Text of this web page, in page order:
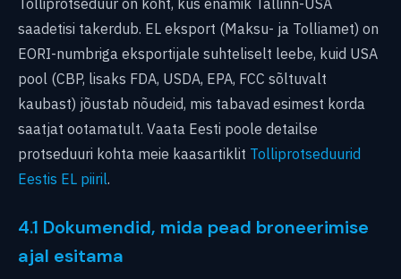
Tolliprotseduur on koht, kus enamik Tallinn-USA
saadetisi takerdub. EL eksport (Maksu- ja Tolliamet) on
EORI-numbriga eksportijale suhteliselt leebe, kuid USA
pool (CBP, lisaks FDA, USDA, EPA, FCC sõltuvalt
kaubast) jõustab nõudeid, mis tabavad esimest korda
saatjat ootamatult. Vaata Eesti poole detailse
protseduuri kohta meie kaasartiklit Tolliprotseduurid
Eestis EL piiril.
4.1 Dokumendid, mida pead broneerimise
ajal esitama